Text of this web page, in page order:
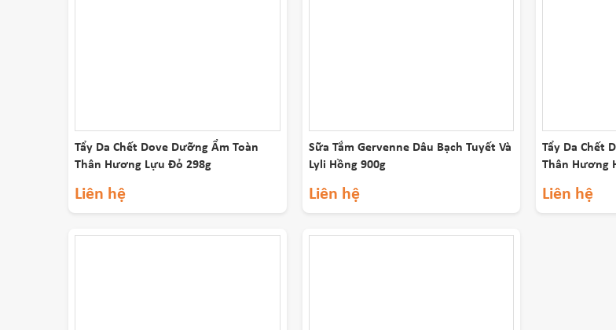
Tẩy Da Chết Dove Dưỡng Ẩm Toàn
Thân Hương Lựu Đỏ 298g
Liên hệ
Sữa Tắm Gervenne Dâu Bạch Tuyết Và
Lyli Hồng 900g
Liên hệ
Tẩy Da Chết
Thân Hương
Liên hệ